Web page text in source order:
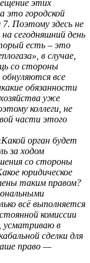
этих
это городской
Поэтому здесь не
сегодняшний день
есть – это
в случае,
со стороны
все
обязанности
уже
коллеги, не
части этого
орган будет
за ходом
со стороны
юридическое
таким правом?
всё выполняется
комиссии
усматриваю в
сделки для
право —